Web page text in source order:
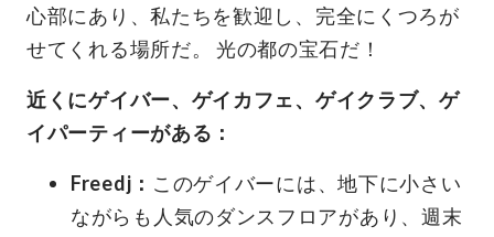
心部にあり、私たちを歓迎し、完全にくつろが
せてくれる場所だ。 光の都の宝石だ！
近くにゲイバー、ゲイカフェ、ゲイクラブ、ゲ
イパーティーがある：
Freedj： このゲイバーには、地下に小さい
ながらも人気のダンスフロアがあり、週末